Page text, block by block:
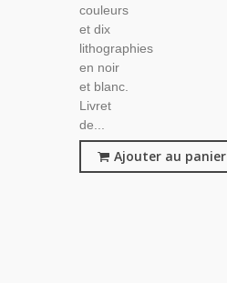
couleurs
et dix
lithographies
en noir
et blanc.
Livret
de...
Ajouter au panier